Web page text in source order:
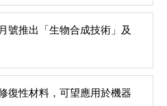
號推出「生物合成技術」及
復性材料，可望應用於機器